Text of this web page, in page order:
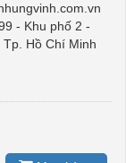
- Khu phố 2 -
Hồ Chí Minh